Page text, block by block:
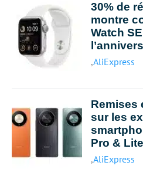
30% de
montre
Watch
,AliExpress
Remises
sur les
Pro &
,AliExpress